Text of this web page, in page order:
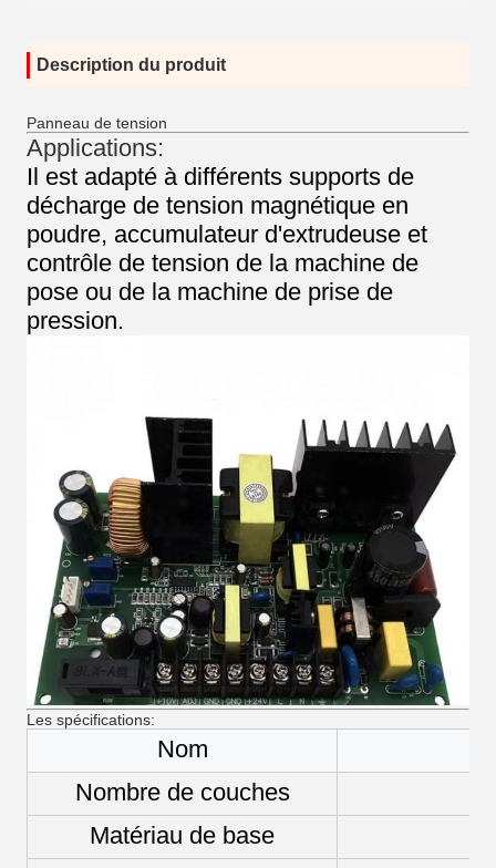
Description du produit
Panneau de tension
Applications:
Il est adapté à différents supports de
décharge de tension magnétique en
poudre, accumulateur d'extrudeuse et
contrôle de tension de la machine de
pose ou de la machine de prise de
pression.
Les spécifications:
Nom
Nombre de couches
Matériau de base